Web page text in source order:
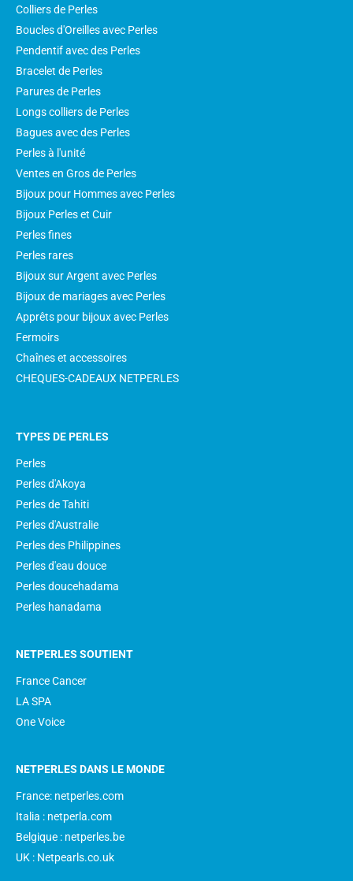
Colliers de Perles
Boucles d'Oreilles avec Perles
Pendentif avec des Perles
Bracelet de Perles
Parures de Perles
Longs colliers de Perles
Bagues avec des Perles
Perles à l'unité
Ventes en Gros de Perles
Bijoux pour Hommes avec Perles
Bijoux Perles et Cuir
Perles fines
Perles rares
Bijoux sur Argent avec Perles
Bijoux de mariages avec Perles
Apprêts pour bijoux avec Perles
Fermoirs
Chaînes et accessoires
CHEQUES-CADEAUX NETPERLES
TYPES DE PERLES
Perles
Perles d'Akoya
Perles de Tahiti
Perles d'Australie
Perles des Philippines
Perles d'eau douce
Perles doucehadama
Perles hanadama
NETPERLES SOUTIENT
France Cancer
LA SPA
One Voice
NETPERLES DANS LE MONDE
France: netperles.com
Italia : netperla.com
Belgique : netperles.be
UK : Netpearls.co.uk